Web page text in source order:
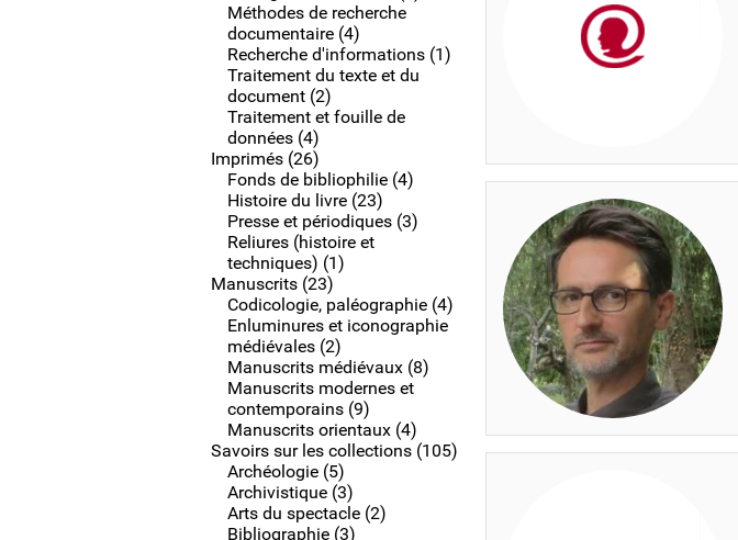
Méthodes de recherche
documentaire (4)
Recherche d'informations (1)
Traitement du texte et du
document (2)
Traitement et fouille de
données (4)
Imprimés (26)
Fonds de bibliophilie (4)
Histoire du livre (23)
Presse et périodiques (3)
Reliures (histoire et
techniques) (1)
Manuscrits (23)
Codicologie, paléographie (4)
Enluminures et iconographie
médiévales (2)
Manuscrits médiévaux (8)
Manuscrits modernes et
contemporains (9)
Manuscrits orientaux (4)
Savoirs sur les collections (105)
Archéologie (5)
Archivistique (3)
Arts du spectacle (2)
Bibliographie (3)